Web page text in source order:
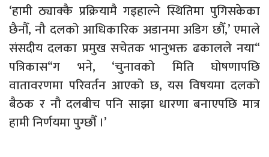
‘हामी ठ्याक्कै प्रक्रियामै गइहाल्ने स्थितिमा पुगिसकेका
छैनौँ, नौ दलको आधिकारिक अडानमा अडिग छौँ,’ एमाले
संसदीय दलका प्रमुख सचेतक भानुभक्त ढकालले नया“
पत्रिकास“ग भने, ‘चुनावको मिति घोषणापछि
वातावरणमा परिवर्तन आएको छ, यस विषयमा दलको
बैठक र नौ दलबीच पनि साझा धारणा बनाएपछि मात्र
हामी निर्णयमा पुग्छौँ ।’